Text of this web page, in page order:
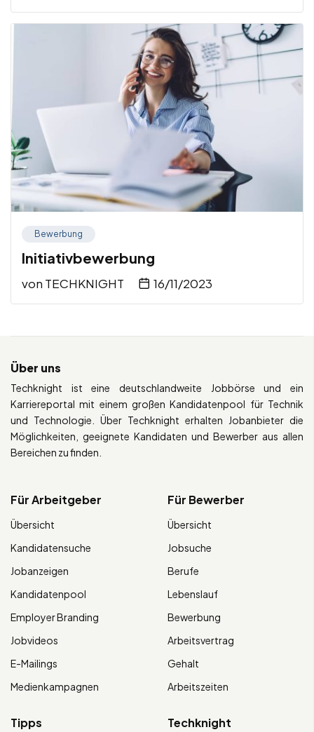
Bewerbung
Initiativbewerbung
von TECHKNIGHT 16/11/2023
Über uns
Techknight ist eine deutschlandweite Jobbörse und ein
Karriereportal mit einem großen Kandidatenpool für Technik
und Technologie. Über Techknight erhalten Jobanbieter die
Möglichkeiten, geeignete Kandidaten und Bewerber aus allen
Bereichen zu finden.
Für Arbeitgeber
Übersicht
Kandidatensuche
Jobanzeigen
Kandidatenpool
Employer Branding
Jobvideos
E-Mailings
Medienkampagnen
Für Bewerber
Übersicht
Jobsuche
Berufe
Lebenslauf
Bewerbung
Arbeitsvertrag
Gehalt
Arbeitszeiten
Tipps Techknight